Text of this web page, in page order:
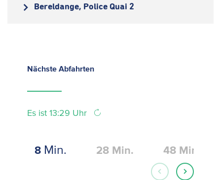
Bereldange, Police Quai 2
Nächste Abfahrten
Es ist 13:29 Uhr
8 Min. 28 Min. 48 Min.